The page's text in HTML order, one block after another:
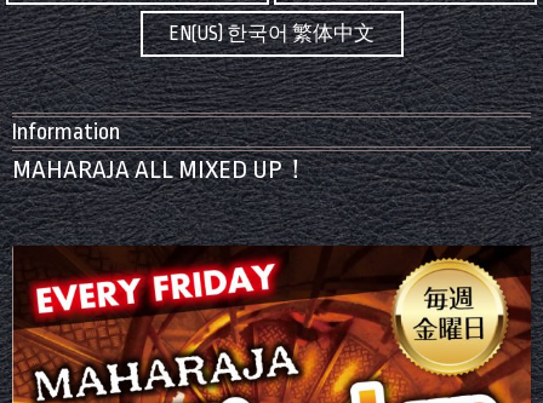
EN(US) 한국어 繁体中文
Information
MAHARAJA ALL MIXED UP！